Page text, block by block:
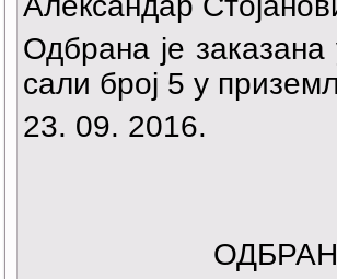
Одбрана је
сали број 5 у
23. 09. 2016.